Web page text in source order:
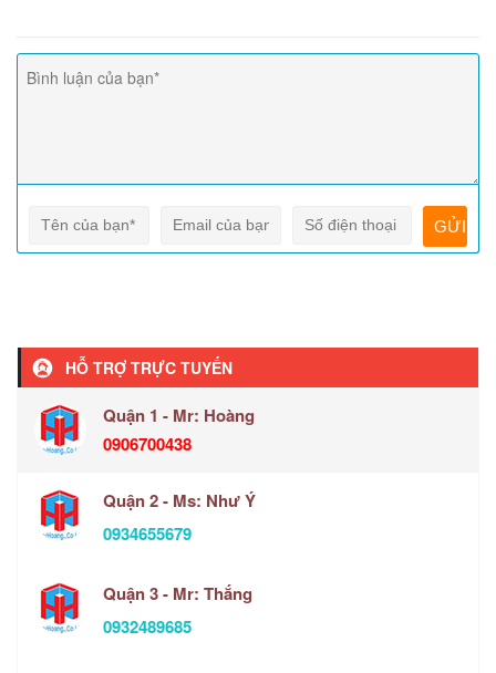
HỖ TRỢ TRỰC TUYẾN
Quận 1 - Mr: Hoàng
0906700438
Quận 2 - Ms: Như Ý
0934655679
Quận 3 - Mr: Thắng
0932489685